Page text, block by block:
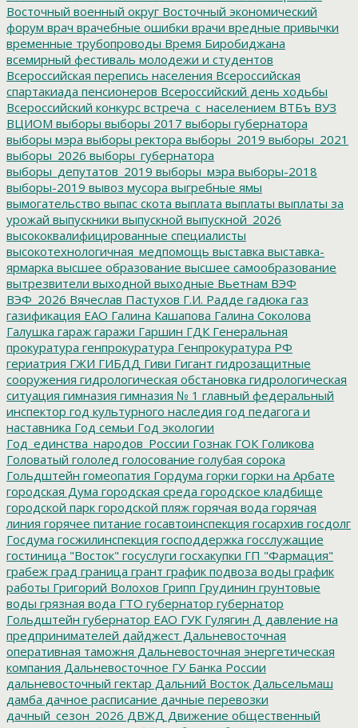
Восточный военный округ Восточный экономический
форум врач врачебные ошибки врачи вредные привычки
временные трубопроводы Время Биробиджана
всемирный фестиваль молодежи и студентов
Всероссийская перепись населения Всероссийская
спартакиада пенсионеров Всероссийский день ходьбы
Всероссийский конкурс встреча_с_населением ВТБъ ВУЗ
ВЦИОМ выборы выборы 2017 выборы губернатора
выборы мэра выборы ректора выборы_2019 выборы_2021
выборы_2026 выборы_губернатора
выборы_депутатов_2019 выборы_мэра выборы-2018
выборы-2019 вывоз мусора выгребные ямы
вымогательство выпас скота выплата выплаты выплаты за
урожай выпускники выпускной выпускной_2026
высококвалифицированные специалисты
высокотехнологичная_медпомощь выставка выставка-
ярмарка высшее образование высшее самообразование
вытрезвители выходной выходные Вьетнам ВЭФ
ВЭФ_2026 Вячеслав Пастухов Г.И. Радде гадюка газ
газификация ЕАО Галина Кашапова Галина Соколова
Галушка гараж гаражи Гаршин ГДК Генеральная
прокуратура генпрокуратура Генпрокуратура РФ
гериатрия ГЖИ ГИБДД Гиви Гигант гидрозащитные
сооружения гидрологическая обстановка гидрологическая
ситуация гимназия гимназия № 1 главный федеральный
инспектор год культурного наследия год педагога и
наставника Год семьи Год экологии
Год_единства_народов_России Гознак ГОК Голикова
Головатый гололед голосование голубая сорока
Гольдштейн гомеопатия Гордума горки горки на Арбате
городская Дума городская среда городское кладбище
городской парк городской пляж горячая вода горячая
линия горячее питание госавтоинспекция госархив госдолг
Госдума госжилинспекция господдержка госслужащие
гостиница "Восток" госуслуги госхакупки ГП "Фармация"
грабеж град граница грант график подвоза воды график
работы Григорий Волохов Грипп Грудинин грунтовые
воды грязная вода ГТО губернатор губернатор
Гольдштейн губернатор ЕАО ГУК Гулягин Д давление на
предпринимателей дайджест Дальневосточная
оперативная таможня Дальневосточная энергетическая
компания Дальневосточное ГУ Банка России
дальневосточный гектар Дальний Восток Дальсельмаш
дамба дачное расписание дачные перевозки
дачный_сезон_2026 ДВЖД Движение общественный